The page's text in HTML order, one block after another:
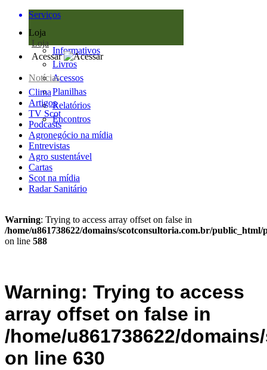
Serviços
Loja
Loja
Informativos
Livros
Acessos
Planilhas
Relatórios
Encontros
Acessar
Notícias
Clima
Artigos
TV Scot
Podcasts
Agronegócio na mídia
Entrevistas
Agro sustentável
Cartas
Scot na mídia
Radar Sanitário
Warning: Trying to access array offset on false in
/home/u861738622/domains/scotconsultoria.com.br/
on line 588
Warning: Trying to access
array offset on false in
/home/u861738622/
on line 630